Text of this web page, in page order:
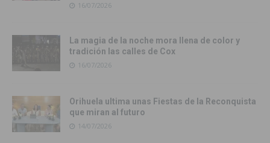
16/07/2026
La magia de la noche mora llena de color y
tradición las calles de Cox
16/07/2026
Orihuela ultima unas Fiestas de la Reconquista
que miran al futuro
14/07/2026